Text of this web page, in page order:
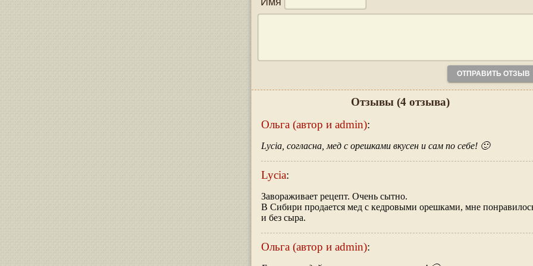
Отзывы (4 отзыва)
Ольга (автор и admin):
Lycia, согласна, мед с орешками вкусен и сам по себе! 🙂
Lycia:
Завораживает рецепт. Очень сытно.
В Сибири продается мед с кедровыми орешками, мне
и без сыра.
Ольга (автор и admin):